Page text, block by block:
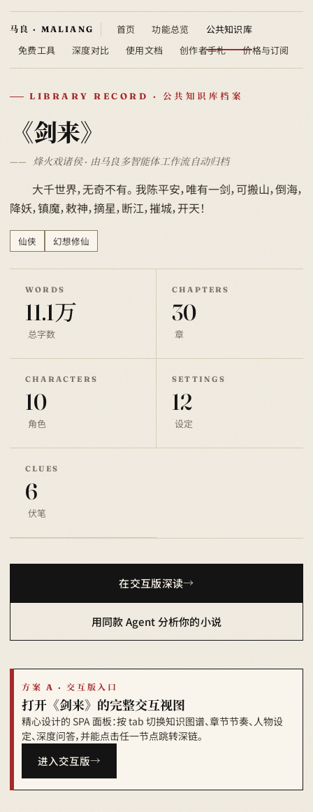
首页 功能总览
公共知识库
免费工具
深度对比 使用文档 创作者手札 价格与订阅
LIBRARY RECORD · 公共知识库档案
《剑来》
烽火戏诸侯 · 由马良多智能体工作流自动归档
大千世界，无奇不有。 我陈平安，唯有一剑，可搬山，倒海，
降妖，镇魔，敕神，摘星，断江，摧城，开天！
仙侠 幻想修仙
WORDS
11.1万
总字数
CHAPTERS
30
章
CHARACTERS
10
角色
SETTINGS
12
设定
CLUES
6
伏笔
在交互版深读
用同款 Agent 分析你的小说
方案 A · 交互版入口
打开《剑来》的完整交互视图
精心设计的 SPA 面板：按 tab 切换知识图谱、章节节奏、人物设
定、深度问答，并能点击任一节点跳转深链。
进入交互版